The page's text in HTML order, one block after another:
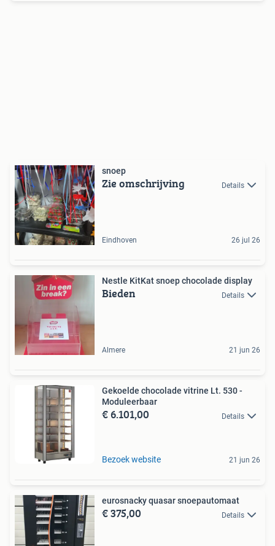
snoep
Zie omschrijving Details
Eindhoven 26 jul 26
Nestle KitKat snoep chocolade display
Bieden Details
Almere 21 jun 26
Gekoelde chocolade vitrine Lt. 530 -
Moduleerbaar
€ 6.101,00 Details
Bezoek website 21 jun 26
eurosnacky quasar snoepautomaat
€ 375,00 Details